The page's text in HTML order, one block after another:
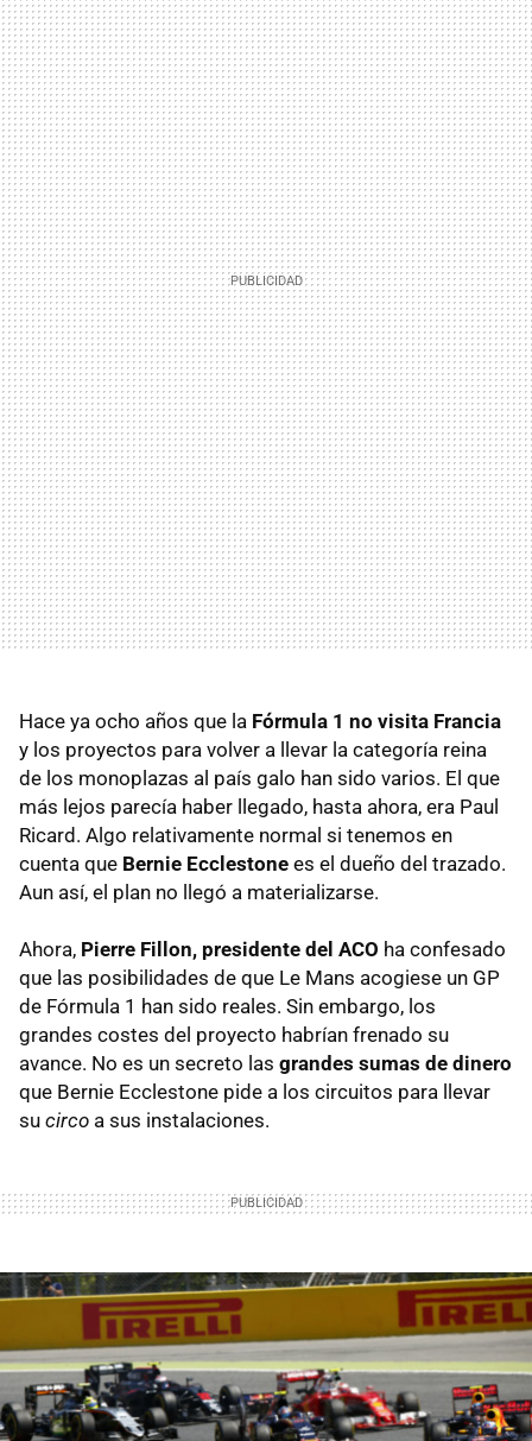
Hace ya ocho años que la Fórmula 1 no visita Francia
y los proyectos para volver a llevar la categoría reina
de los monoplazas al país galo han sido varios. El que
más lejos parecía haber llegado, hasta ahora, era Paul
Ricard. Algo relativamente normal si tenemos en
cuenta que Bernie Ecclestone es el dueño del trazado.
Aun así, el plan no llegó a materializarse.
Ahora, Pierre Fillon, presidente del ACO ha confesado
que las posibilidades de que Le Mans acogiese un GP
de Fórmula 1 han sido reales. Sin embargo, los
grandes costes del proyecto habrían frenado su
avance. No es un secreto las grandes sumas de dinero
que Bernie Ecclestone pide a los circuitos para llevar
su circo a sus instalaciones.